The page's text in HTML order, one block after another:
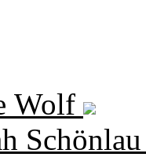
Wolf